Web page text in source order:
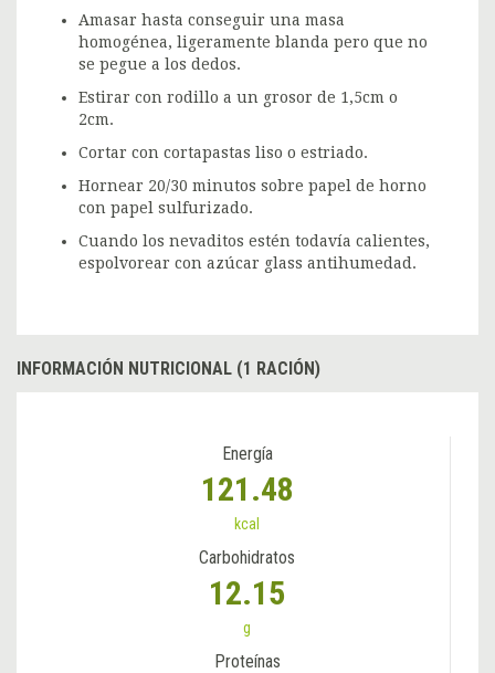
Amasar hasta conseguir una masa
homogénea, ligeramente blanda pero que no
se pegue a los dedos.
Estirar con rodillo a un grosor de 1,5cm o
2cm.
Cortar con cortapastas liso o estriado.
Hornear 20/30 minutos sobre papel de horno
con papel sulfurizado.
Cuando los nevaditos estén todavía calientes,
espolvorear con azúcar glass antihumedad.
INFORMACIÓN NUTRICIONAL (1 RACIÓN)
Energía
121.48
kcal
Carbohidratos
12.15
g
Proteínas